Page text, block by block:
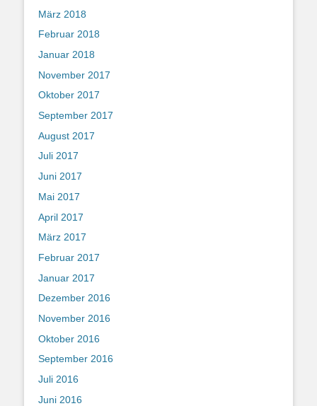
März 2018
Februar 2018
Januar 2018
November 2017
Oktober 2017
September 2017
August 2017
Juli 2017
Juni 2017
Mai 2017
April 2017
März 2017
Februar 2017
Januar 2017
Dezember 2016
November 2016
Oktober 2016
September 2016
Juli 2016
Juni 2016